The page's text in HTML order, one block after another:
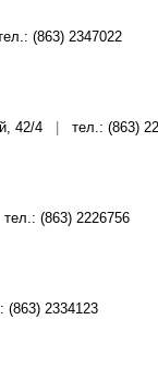
(863) 2347022
42/4 тел.: (863)
тел.: (863) 2226756
(863) 2334123